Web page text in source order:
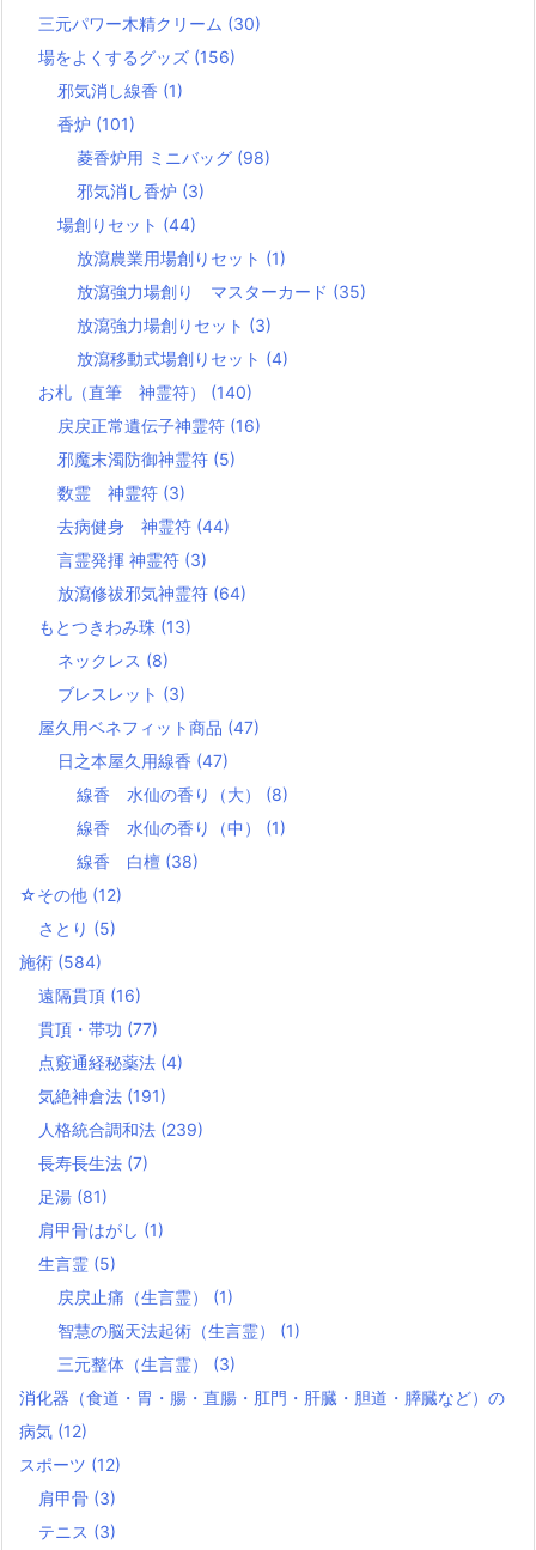
三元パワー木精クリーム (30)
場をよくするグッズ (156)
邪気消し線香 (1)
香炉 (101)
菱香炉用 ミニバッグ (98)
邪気消し香炉 (3)
場創りセット (44)
放瀉農業用場創りセット (1)
放瀉強力場創り マスターカード (35)
放瀉強力場創りセット (3)
放瀉移動式場創りセット (4)
お札（直筆 神霊符） (140)
戻戻正常遺伝子神霊符 (16)
邪魔末濁防御神霊符 (5)
数霊 神霊符 (3)
去病健身 神霊符 (44)
言霊発揮 神霊符 (3)
放瀉修祓邪気神霊符 (64)
もとつきわみ珠 (13)
ネックレス (8)
ブレスレット (3)
屋久用ベネフィット商品 (47)
日之本屋久用線香 (47)
線香 水仙の香り（大） (8)
線香 水仙の香り（中） (1)
線香 白檀 (38)
☆その他 (12)
さとり (5)
施術 (584)
遠隔貫頂 (16)
貫頂・帯功 (77)
点竅通経秘薬法 (4)
気絶神倉法 (191)
人格統合調和法 (239)
長寿長生法 (7)
足湯 (81)
肩甲骨はがし (1)
生言霊 (5)
戻戻止痛（生言霊） (1)
智慧の脳天法起術（生言霊） (1)
三元整体（生言霊） (3)
消化器（食道・胃・腸・直腸・肛門・肝臓・胆道・膵臓など）の
病気 (12)
スポーツ (12)
肩甲骨 (3)
テニス (3)